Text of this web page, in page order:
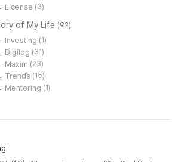
License (3)
of My Life (92)
Investing (1)
Digilog (31)
Maxim (23)
Trends (15)
Mentoring (1)